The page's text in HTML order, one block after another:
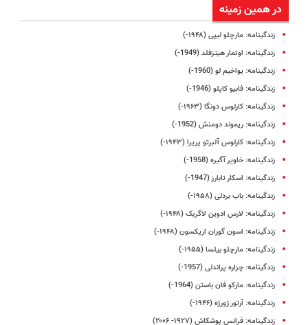
در همین زمینه
زندگینامه: مارچلو لیپی (۱۹۴۸-)
زندگینامه: اوتمار هیتزفلد (1949-)
زندگینامه: یواخیم لو (1960-)
زندگینامه: فابیو کاپلو (1946-)
زندگینامه: کارلوس دونگا (۱۹۶۳-)
زندگینامه: ریموند دومنش (1952-)
زندگینامه: کارلوس آلبرتو پریرا (۱۹۴۳-)
زندگینامه: خاویر آگیره (1958-)
زندگینامه: اسکار تابارز (1947-)
زندگینامه: باب بردلی (۱۹۵۸-)
زندگینامه: لارس ادوین لاگربک (۱۹۴۸-)
زندگینامه: اسون گوران اریکسون (۱۹۴۸-)
زندگینامه: مارچلو بیلسا (۱۹۵۵-)
زندگینامه: چزاره پراندلی (1957-)
زندگینامه: مارکو فان باستن (1964-)
زندگینامه: آرتور ژورژه (۱۹۴۶-)
زندگینامه: فرانس پوشکاش (۱۹۲۷- ۲۰۰۶)